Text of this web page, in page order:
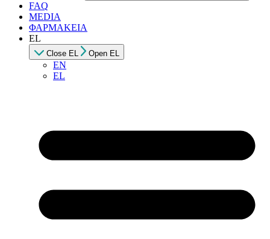
FAQ
MEDIA
ΦΑΡΜΑΚΕΙΑ
EL
Close EL Open EL
EN
EL